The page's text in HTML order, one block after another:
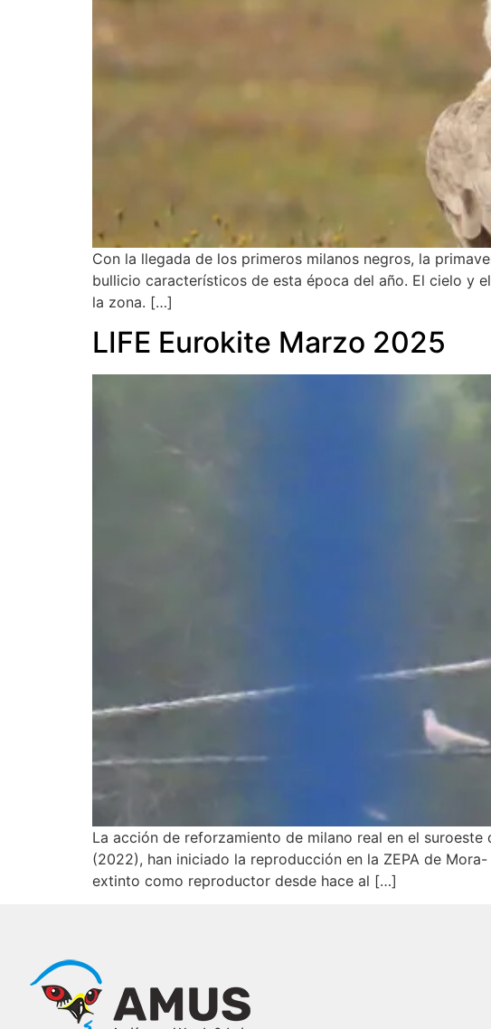
Con la llegada de los primeros milanos negros, la
bullicio característicos de esta época del año. El cielo y
la zona. […]
LIFE Eurokite Marzo 2025
La acción de reforzamiento de milano real en el
(2022), han iniciado la reproducción en la ZEPA de
extinto como reproductor desde hace al […]